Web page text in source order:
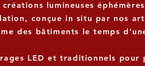
lumineuses
conçue in situ par nos
des bâtiments le temps
LED et traditionnels pour